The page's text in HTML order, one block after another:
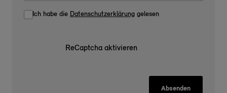
Ich habe die Datenschutzerklärung gelesen
ReCaptcha aktivieren
Absenden